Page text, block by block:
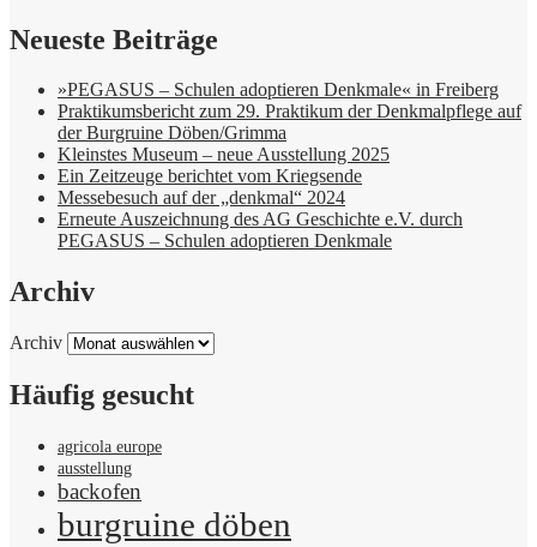
Neueste Beiträge
»PEGASUS – Schulen adoptieren Denkmale« in Freiberg
Praktikumsbericht zum 29. Praktikum der Denkmalpflege auf
der Burgruine Döben/Grimma
Kleinstes Museum – neue Ausstellung 2025
Ein Zeitzeuge berichtet vom Kriegsende
Messebesuch auf der „denkmal“ 2024
Erneute Auszeichnung des AG Geschichte e.V. durch
PEGASUS – Schulen adoptieren Denkmale
Archiv
Archiv
Häufig gesucht
agricola europe
ausstellung
backofen
burgruine döben